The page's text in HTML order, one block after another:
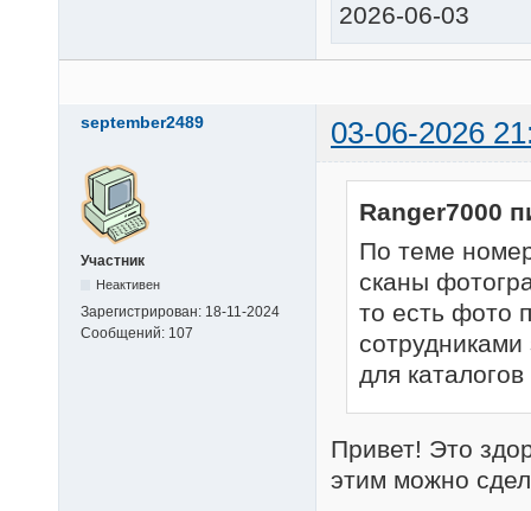
2026-06-03
september2489 03-06-2026
Участник
Неактивен
Зарегистрирован: 18-11-2024
Сообщений: 107
Ranger7000
По теме
сканы
то есть фото
для
Привет! Это
этим можно